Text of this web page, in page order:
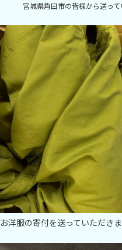
宮城県角田市の皆様から送っ
お洋服の寄付を送っていただきま